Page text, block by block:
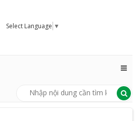
Select Language ▼